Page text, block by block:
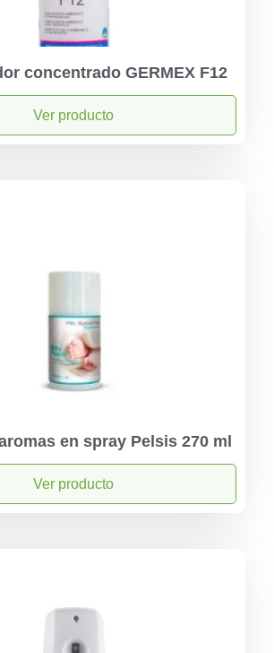
concentrado GERMEX F12
Ver producto
en spray Pelsis 270 ml
Ver producto